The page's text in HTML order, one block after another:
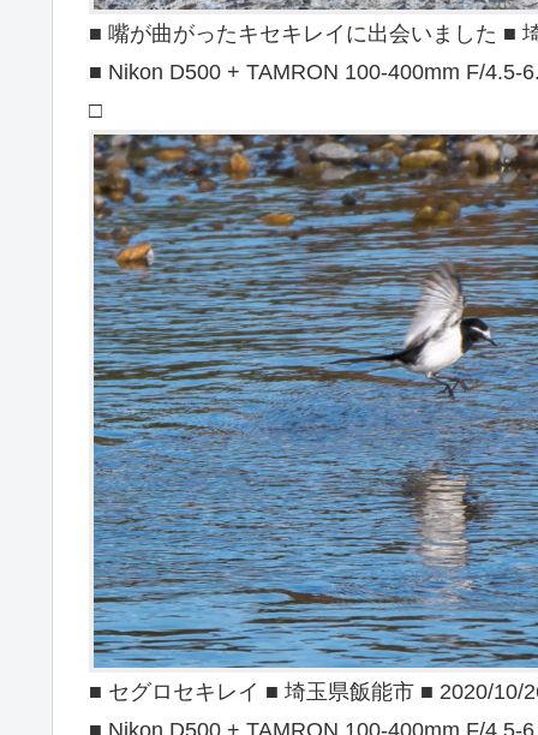
■ 嘴が曲がったキセキレイに出会いました ■
■ Nikon D500 + TAMRON 100-400mm F/4.5-
□
■ セグロセキレイ ■ 埼玉県飯能市 ■ 2020/10/
■ Nikon D500 + TAMRON 100-400mm F/4.5-